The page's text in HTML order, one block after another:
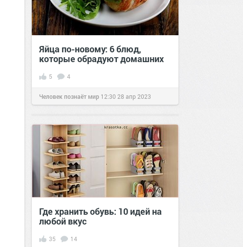
Яйца по-новому: 6 блюд,
которые обрадуют домашних
5 4
Человек познаёт мир 12:30 28 апр 2023
Где хранить обувь: 10 идей на
любой вкус
35 14